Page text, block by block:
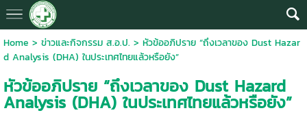
Home > ข่าวและกิจกรรม ส.อ.ป. > หัวข้ออภิปราย “ถึงเวลาของ Dust Hazar
d Analysis (DHA) ในประเทศไทยแล้วหรือยัง”
หัวข้ออภิปราย “ถึงเวลาของ Dust Hazard
Analysis (DHA) ในประเทศไทยแล้วหรือยัง”